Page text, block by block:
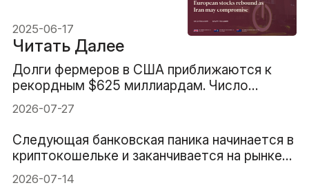
может пойти на
компромисс
2025-06-17
Читать Далее
Долги фермеров в США приближаются к
рекордным $625 миллиардам. Число
банкротств выросло на 46%
2026-07-27
Следующая банковская паника начинается в
криптокошельке и заканчивается на рынке
казначейских бумаг США
2026-07-14